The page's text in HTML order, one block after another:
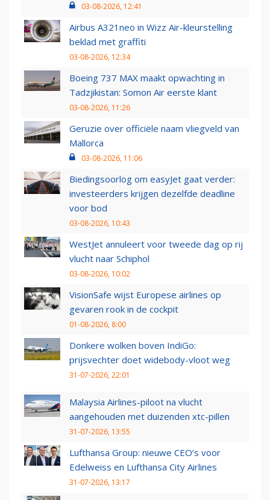
03-08-2026, 12:41
Airbus A321neo in Wizz Air-kleurstelling
beklad met graffiti
03-08-2026, 12:34
Boeing 737 MAX maakt opwachting in
Tadzjikistan: Somon Air eerste klant
03-08-2026, 11:26
Geruzie over officiële naam vliegveld van
Mallorca
03-08-2026, 11:06
Biedingsoorlog om easyJet gaat verder:
investeerders krijgen dezelfde deadline
voor bod
03-08-2026, 10:43
WestJet annuleert voor tweede dag op rij
vlucht naar Schiphol
03-08-2026, 10:02
VisionSafe wijst Europese airlines op
gevaren rook in de cockpit
01-08-2026, 8:00
Donkere wolken boven IndiGo:
prijsvechter doet widebody-vloot weg
31-07-2026, 22:01
Malaysia Airlines-piloot na vlucht
aangehouden met duizenden xtc-pillen
31-07-2026, 13:55
Lufthansa Group: nieuwe CEO’s voor
Edelweiss en Lufthansa City Airlines
31-07-2026, 13:17